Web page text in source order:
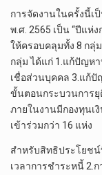
การจัดงานในครั้งนี้เ
พ.ศ. 2565 เป็น “ปีแห่
ให้ครอบคลุมทั้ง 8 กลุ่
กลุ่ม ได้แก่ 1.แก้ปัญห
เชื่อส่วนบุคคล 3.แก้ปั
ขั้นตอนกระบวนการยุ
ภายในงานมีกองทุนเ
เข้าร่วมกว่า 16 แห่ง
สำหรับสิทธิประโยชน์
เวลาการชำระหนี้ 2.